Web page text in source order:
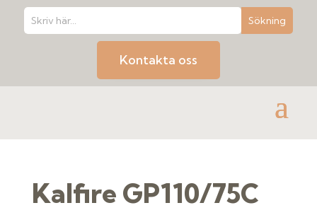
Kontakta oss
Kalfire GP110/75C